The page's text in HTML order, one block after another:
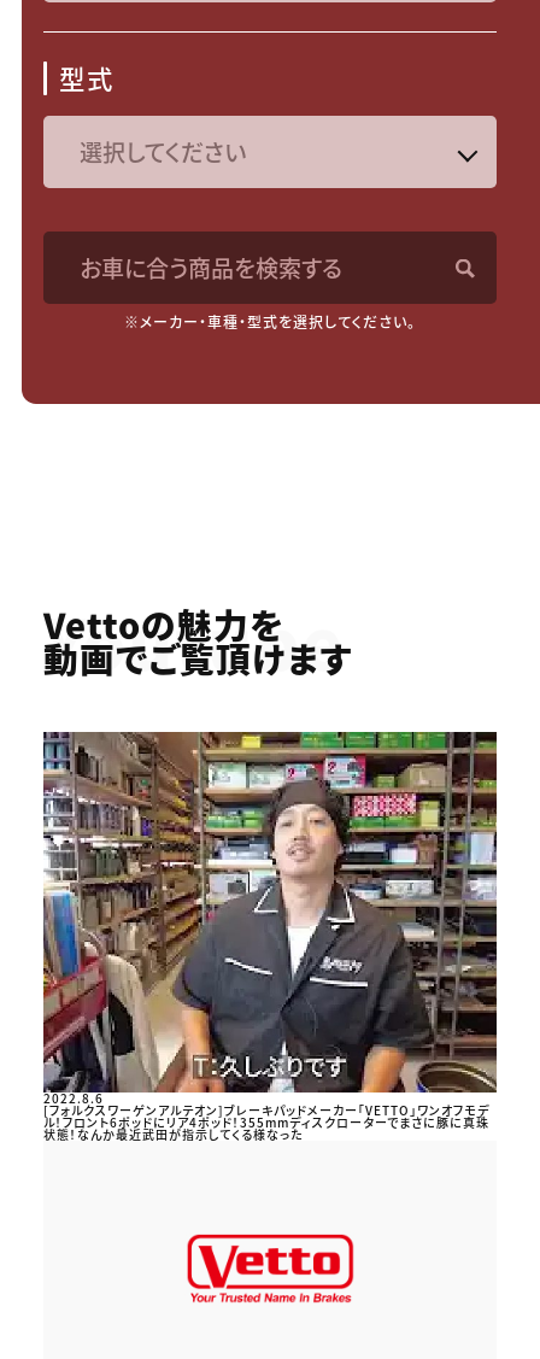
型式
お車に合う商品を検索する
※メーカー・車種・型式を選択してください。
Youtube
Vettoの魅力を
動画でご覧頂けます
2022.8.6
[フォルクスワーゲンアルテオン]ブレーキパッドメーカー「VETTO」ワンオフモデ
ル！フロント6ポッドにリア4ポッド！355mmディスクローターでまさに豚に真珠
状態！なんか最近武田が指示してくる様なった